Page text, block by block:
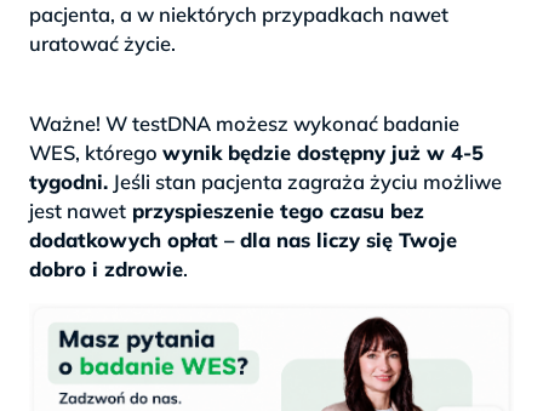
pacjenta, a w niektórych przypadkach nawet
uratować życie.
Ważne! W testDNA możesz wykonać badanie
WES, którego wynik będzie dostępny już w 4-5
tygodni. Jeśli stan pacjenta zagraża życiu możliwe
jest nawet przyspieszenie tego czasu bez
dodatkowych opłat – dla nas liczy się Twoje
dobro i zdrowie.